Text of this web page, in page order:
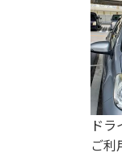
ド
ご利